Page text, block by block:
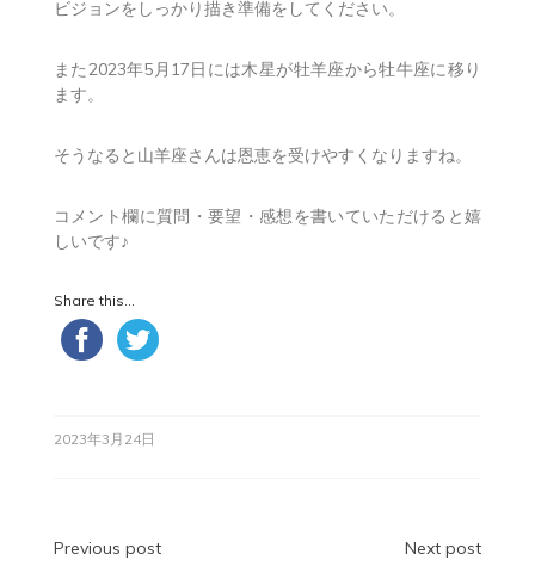
ビジョンをしっかり描き準備をしてください。
また2023年5月17日には木星が牡羊座から牡牛座に移り
ます。
そうなると山羊座さんは恩恵を受けやすくなりますね。
コメント欄に質問・要望・感想を書いていただけると嬉
しいです♪
Share this...
2023年3月24日
投
Previous post Next post